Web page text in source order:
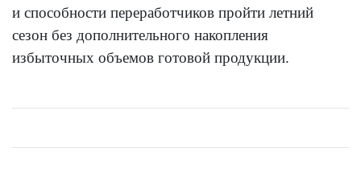
и способности переработчиков пройти летний
сезон без дополнительного накопления
избыточных объемов готовой продукции.